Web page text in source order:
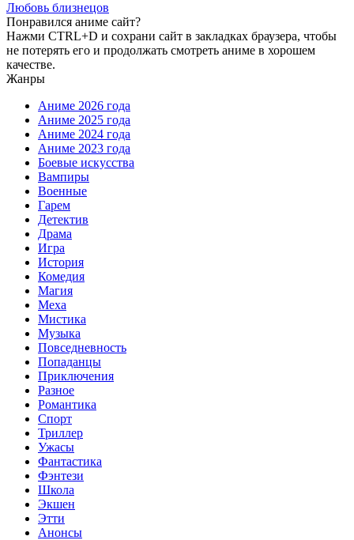
Любовь близнецов
Понравился аниме сайт?
Нажми CTRL+D и сохрани сайт в закладках браузера, чтобы
не потерять его и продолжать смотреть аниме в хорошем
качестве.
Жанры
Аниме 2026 года
Аниме 2025 года
Аниме 2024 года
Аниме 2023 года
Боевые искусства
Вампиры
Военные
Гарем
Детектив
Драма
Игра
История
Комедия
Магия
Меха
Мистика
Музыка
Повседневность
Попаданцы
Приключения
Разное
Романтика
Спорт
Триллер
Ужасы
Фантастика
Фэнтези
Школа
Экшен
Этти
Анонсы